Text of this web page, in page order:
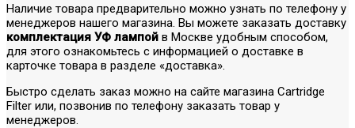
Наличие товара предварительно можно узнать по телефону у
менеджеров нашего магазина. Вы можете заказать доставку
комплектация УФ лампой в Москве удобным способом,
для этого ознакомьтесь с информацией о доставке в
карточке товара в разделе «доставка».
Быстро сделать заказ можно на сайте магазина Cartridge
Filter или, позвонив по телефону заказать товар у
менеджеров.